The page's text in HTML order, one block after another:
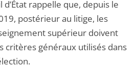
d’État rappelle que, depuis le
postérieur au litige, les
supérieur doivent
critères généraux utilisés dans